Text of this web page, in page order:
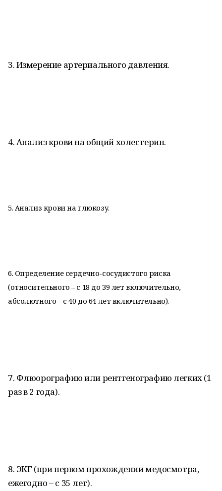
3. Измерение артериального давления.
4. Анализ крови на общий холестерин.
5. Анализ крови на глюкозу.
6. Определение сердечно-сосудистого риска
(относительного – с 18 до 39 лет включительно,
абсолютного – с 40 до 64 лет включительно).
7. Флюорографию или рентгенографию легких (1
раз в 2 года).
8. ЭКГ (при первом прохождении медосмотра,
ежегодно – с 35 лет).